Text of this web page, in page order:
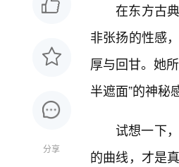
分享
在东方古
非张扬的性感
厚与回甘。她
半遮面”的神秘
试想一下
的曲线，才是